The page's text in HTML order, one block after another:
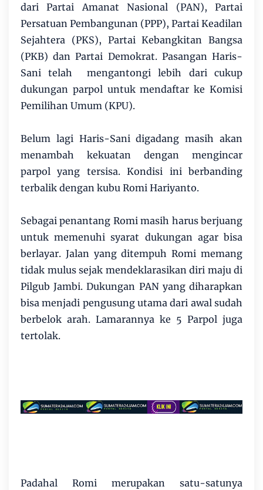
dari Partai Amanat Nasional (PAN), Partai
Persatuan Pembangunan (PPP), Partai Keadilan
Sejahtera (PKS), Partai Kebangkitan Bangsa
(PKB) dan Partai Demokrat. Pasangan Haris-
Sani telah mengantongi lebih dari cukup
dukungan parpol untuk mendaftar ke Komisi
Pemilihan Umum (KPU).
Belum lagi Haris-Sani digadang masih akan
menambah kekuatan dengan mengincar
parpol yang tersisa. Kondisi ini berbanding
terbalik dengan kubu Romi Hariyanto.
Sebagai penantang Romi masih harus berjuang
untuk memenuhi syarat dukungan agar bisa
berlayar. Jalan yang ditempuh Romi memang
tidak mulus sejak mendeklarasikan diri maju di
Pilgub Jambi. Dukungan PAN yang diharapkan
bisa menjadi pengusung utama dari awal sudah
berbelok arah. Lamarannya ke 5 Parpol juga
tertolak.
Padahal Romi merupakan satu-satunya